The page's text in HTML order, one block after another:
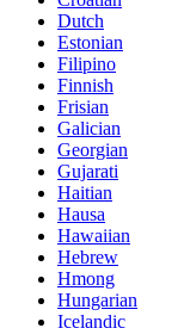
Dutch
Estonian
Filipino
Finnish
Frisian
Galician
Georgian
Gujarati
Haitian
Hausa
Hawaiian
Hebrew
Hmong
Hungarian
Icelandic